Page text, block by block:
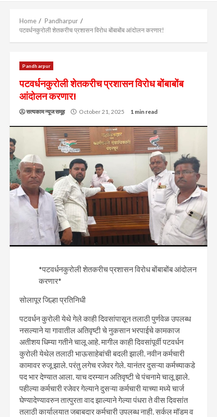
Home
Pandharpur
पटवर्धनकुरोली शेतकरीच प्रशासन विरोध बोंबाबोंब आंदोलन करणार!
Pandharpur
पटवर्धनकुरोली शेतकरीच प्रशासन विरोध बोंबाबोंब
आंदोलन करणार!
सत्यकाम न्यूज समूह October 21, 2025 1 min read
*पटवर्धनकुरोली शेतकरीच प्रशासन विरोध बोंबाबोंब आंदोलन
करणार*
सोलापूर जिल्हा प्रतिनिधी
पटवर्धन कुरोली येथे गेले काही दिवसांपासून तलाठी पुर्णवेळ उपलब्ध
नसल्याने या गावातील अतिवृष्टी चे नुकसान भरपाईचे कामकाज
अतीशय धिम्या गतीने चालू आहे. मागील काही दिवसांपूर्वी पटवर्धन
कुरोली येथेल तलाठी भाऊसाहेबांची बदली झाली. नवीन कर्मचारी
कामावर रुजू झाले. परंतु लगेच रजेवर गेले. यानंतर दुसऱ्या कर्मच्याकडे
पद भार देण्यात आला. याच दरम्यान अतिवृष्टी चे पंचनामे चालू झाले.
पहील्या कर्मचारी रजेवर गेल्याने दुसऱ्या कर्मचारी याच्या मध्ये चार्ज
घेण्यादेण्यावरुन तात्पुरता वाद झाल्याने गेल्या पंधरा ते वीस दिवसांत
तलाठी कार्यालयात जबाबदार कर्मचारी उपलब्ध नाही. सर्कल मॉडम व